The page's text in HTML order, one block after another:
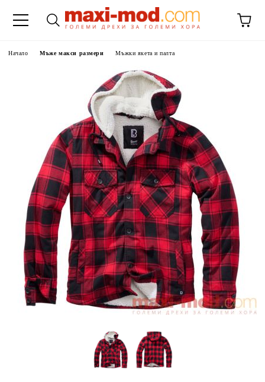
Начало Мъже макси размери Мъжки якета и палта